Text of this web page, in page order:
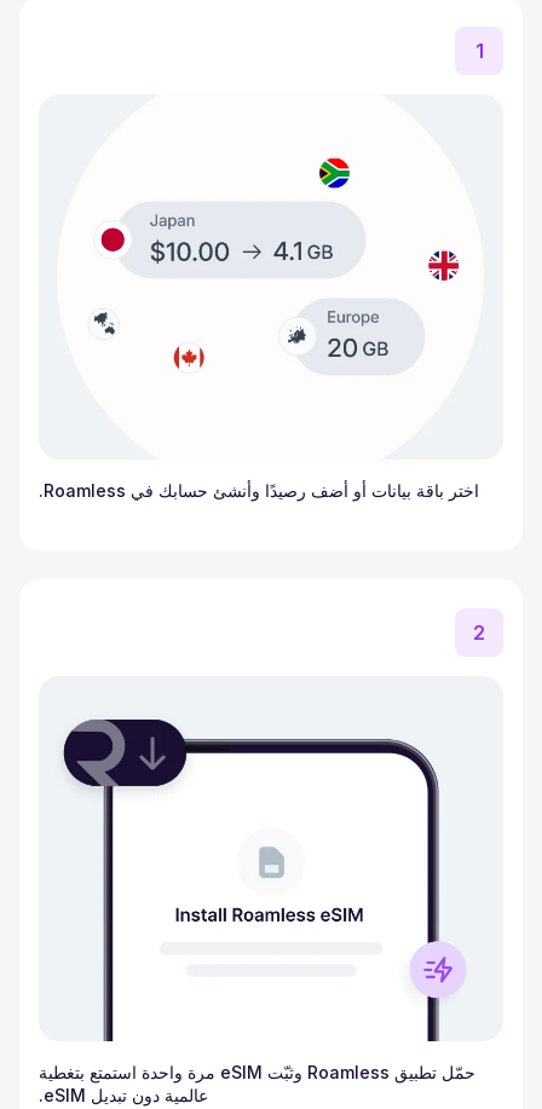
1
اختر باقة بيانات أو أضف رصيدًا وأنشئ حسابك في Roamless.
2
حمّل تطبيق Roamless وثبّت eSIM مرة واحدة استمتع بتغطية
عالمية دون تبديل eSIM.